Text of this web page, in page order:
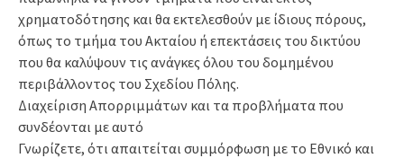
χρηματοδότησης και θα εκτελεσθούν με ίδιους πόρους,
όπως το τμήμα του Ακταίου ή επεκτάσεις του δικτύου
που θα καλύψουν τις ανάγκες όλου του δομημένου
περιβάλλοντος του Σχεδίου Πόλης.
Διαχείριση Απορριμμάτων και τα προβλήματα που
συνδέονται με αυτό
Γνωρίζετε, ότι απαιτείται συμμόρφωση με το Εθνικό και